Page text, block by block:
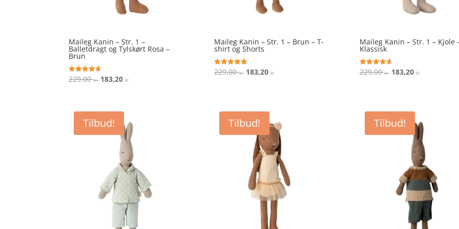
Maileg Kanin – Str. 1 –
Balletdragt og Tylskørt Rosa –
Brun
Vurderet
4.6
229,00kr. Den
var:
229,00 kr..
183,20kr.
183,20 kr..
Maileg Kanin – Str. 1 – Brun – T-
shirt og Shorts
Vurderet
4.9
229,00kr. Den
229,00 kr..
183,20 kr.
Maileg Kanin – Str. 1 – Kjole
Klassisk
Vurderet
4.7
229,00kr. Den
229,00 kr..
183,20 kr.
Tilbud! Tilbud! Tilbud!